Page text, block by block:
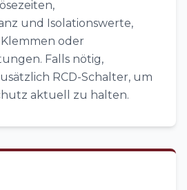
und Isolationswerte,
Klemmen oder
Falls nötig,
RCD-Schalter, um
aktuell zu halten.